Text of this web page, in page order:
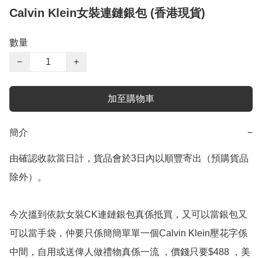
Calvin Klein女裝連鏈銀包 (香港現貨)
數量
−
+
加至購物車
簡介 −
由確認收款當日計，貨品會於3日內以順豐寄出（預購貨品
除外）。
今次搵到依款女裝CK連鏈銀包真係抵買，又可以當銀包又
可以當手袋，仲要只係簡簡單單一個Calvin Klein壓花字係
中間，自用或送俾人做禮物真係一流 ，價錢只要$488 ，美